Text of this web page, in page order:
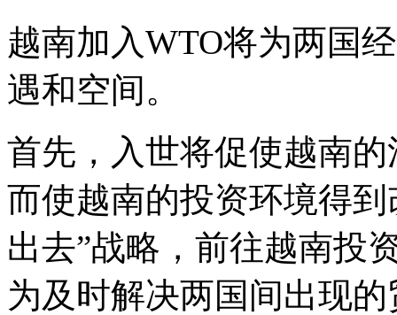
越南加入WTO将为两国
遇和空间。
首先，入世将促使越南
而使越南的投资环境得
出去”战略，前往越南投
为及时解决两国间出现